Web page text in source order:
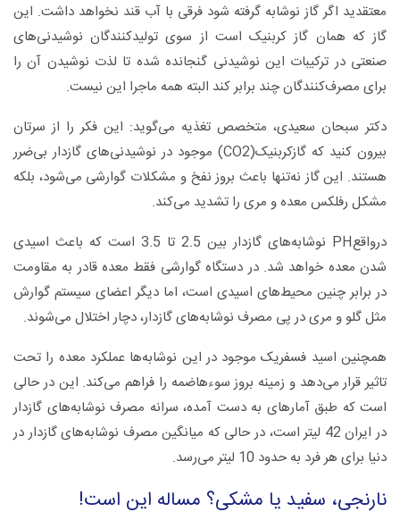
معتقدید اگر گاز نوشابه گرفته شود فرقی با آب قند نخواهد داشت. این
گاز که همان گاز کربنیک است از سوی تولیدکنندگان نوشیدنی‌های
صنعتی در ترکیبات این نوشیدنی‌ گنجانده شده تا لذت نوشیدن آن را
برای مصرف‌کنندگان چند برابر کند البته همه ماجرا این نیست.
دکتر سبحان سعیدی، متخصص تغذیه می‌گوید: این فکر را از سرتان
بیرون کنید که گازکربنیک(CO2) موجود در نوشیدنی‌های گازدار بی‌ضرر
هستند. این گاز نه‌تنها باعث بروز نفخ و مشکلات گوارشی می‌شود، بلکه
مشکل رفلکس معده و مری را تشدید می‌کند.
درواقعPH نوشابه‌های گازدار بین 2.5 تا 3.5 است که باعث اسیدی
شدن معده خواهد شد. در دستگاه گوارشی فقط معده قادر به مقاومت
در برابر چنین محیط‌های اسیدی است، اما دیگر اعضای سیستم گوارش
مثل گلو و مری در پی مصرف نوشابه‌های گازدار، دچار اختلال می‌شوند.
همچنین اسید فسفریک موجود در این نوشابه‌ها عملکرد معده را تحت
تاثیر قرار می‌دهد و زمینه بروز سوءهاضمه را فراهم می‌کند. این در حالی
است که طبق آمارهای به دست آمده، سرانه مصرف نوشابه‌های گازدار
در ایران 42 لیتر است، در حالی که میانگین مصرف نوشابه‌های گازدار در
دنیا برای هر فرد به حدود 10 لیتر می‌رسد.
نارنجی، سفید یا مشکی؟ مساله این است!